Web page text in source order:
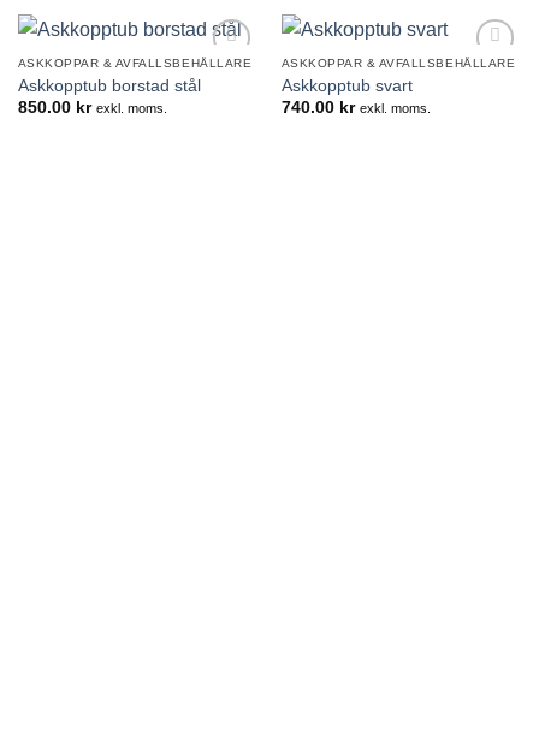
önskelistan
ASKKOPPAR & AVFALLSBEHÅLLARE
Askkopptub borstad stål
850.00 kr exkl. moms.
ASKKOPPAR & AVFALLSBEHÅLLARE
Askkopptub svart
740.00 kr exkl. moms.